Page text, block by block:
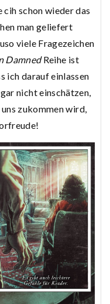
schon wieder das
man geliefert
viele Fragezeichen
DamnedReihe ist
ich darauf einlassen
nicht einschätzen,
zukommen wird,